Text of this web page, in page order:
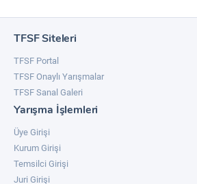
TFSF Siteleri
TFSF Portal
TFSF Onaylı Yarışmalar
TFSF Sanal Galeri
Yarışma İşlemleri
Üye Girişi
Kurum Girişi
Temsilci Girişi
Juri Girişi